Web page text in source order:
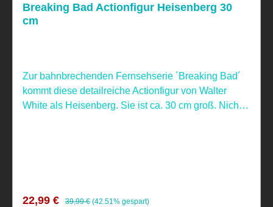
Breaking Bad Actionfigur Heisenberg 30
cm
Zur bahnbrechenden Fernsehserie ´Breaking Bad´
kommt diese detailreiche Actionfigur von Walter
White als Heisenberg. Sie ist ca. 30 cm groß. Nicht
Verkaufspreis:
22,99 € Regulärer Preis:
39,99 € (42.51% gespart)